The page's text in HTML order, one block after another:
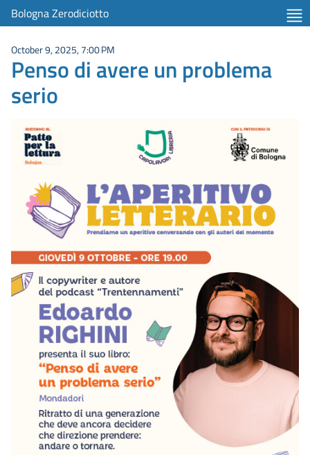
Bologna Zerodiciotto
October 9, 2025, 7:00 PM
Penso di avere un problema
serio